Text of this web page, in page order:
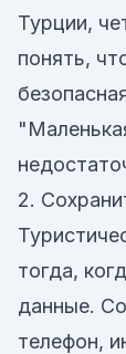
Турции,
понять,
2.
тогда,
данные.
телефон,